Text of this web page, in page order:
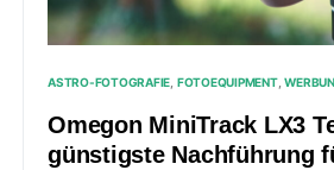
ASTRO-FOTOGRAFIE FOTOEQUIPMENT
Omegon MiniTrack LX3
günstigste Nachführung